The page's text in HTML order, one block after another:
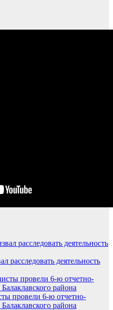
расследовать деятельность
провели 6-ю отчетно-
района